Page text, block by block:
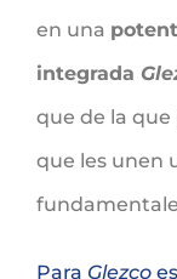
en una
integrada
que de la
que les unen
Para Glezco